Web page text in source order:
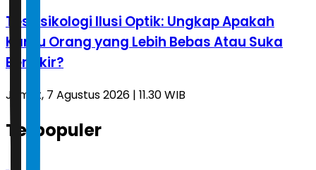
Tes Psikologi Ilusi Optik: Ungkap Apakah
Kamu Orang yang Lebih Bebas Atau Suka
Berpikir?
Jumat, 7 Agustus 2026 | 11.30 WIB
Terpopuler